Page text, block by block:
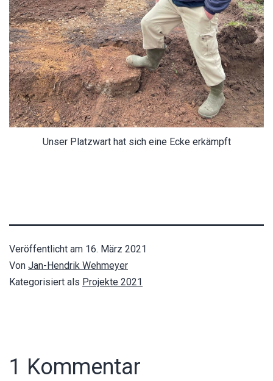
Unser Platzwart hat sich eine Ecke erkämpft
Veröffentlicht am 16. März 2021
Von Jan-Hendrik Wehmeyer
Kategorisiert als Projekte 2021
1 Kommentar